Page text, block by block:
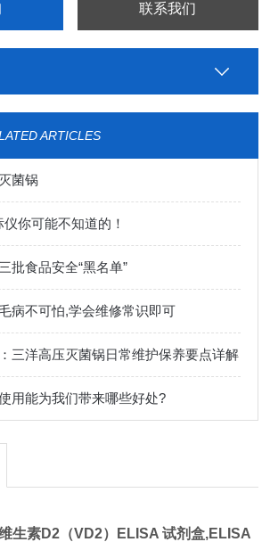
联系我们
ARTICLES
菌锅
你可能不知道的！
批食品安全“黑名单”
病不可怕,学会维修常识即可
三洋高压灭菌锅日常维护保养要点详解
用能为我们带来哪些好处?
生素D2（VD2）ELISA 试剂盒,ELISA